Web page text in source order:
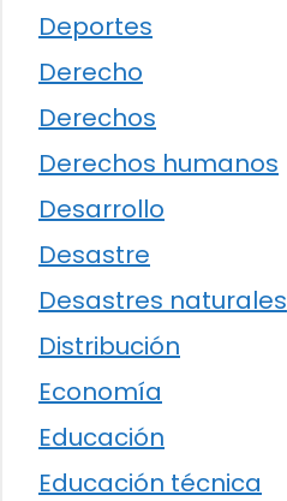
Deportes
Derecho
Derechos
Derechos humanos
Desarrollo
Desastre
Desastres naturales
Distribución
Economía
Educación
Educación técnica